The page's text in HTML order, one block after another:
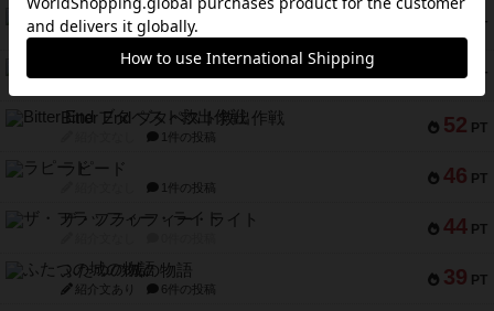
PT
スモールワールド
紹介文あり 13件の投稿
58 PT
ギャンブラー
52 PT
Bitter End ブタペスト救出作戦
1件の投稿
46 PT
ラピード
1件の投稿
44 PT
ザ・フラッフィー・ライト
39 PT
ふたつの城の物語
紹介文あり 6件の投稿